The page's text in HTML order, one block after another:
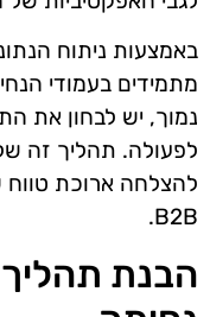
באמצעות ניתוח
מתמידים בעמודי
נמוך, יש לבחון את
לפעולה. תהליך זה
להצלחה ארוכת טווח
B2B.
הבנת